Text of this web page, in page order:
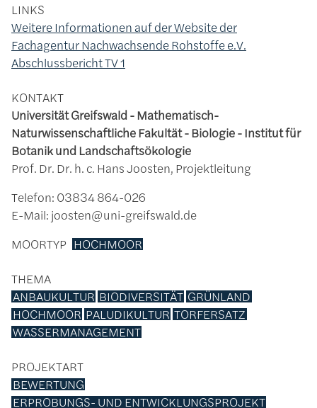
LINKS
Weitere Informationen auf der Website der
Fachagentur Nachwachsende Rohstoffe e.V.
Abschlussbericht TV 1
KONTAKT
Universität Greifswald - Mathematisch-
Naturwissenschaftliche Fakultät - Biologie - Institut für
Botanik und Landschaftsökologie
Prof. Dr. Dr. h. c. Hans Joosten, Projektleitung
Telefon: 03834 864-026
E-Mail: joosten@uni-greifswald.de
MOORTYP HOCHMOOR
THEMA
ANBAUKULTUR BIODIVERSITÄT GRÜNLAND
HOCHMOOR PALUDIKULTUR TORFERSATZ
WASSERMANAGEMENT
PROJEKTART
BEWERTUNG
ERPROBUNGS- UND ENTWICKLUNGSPROJEKT